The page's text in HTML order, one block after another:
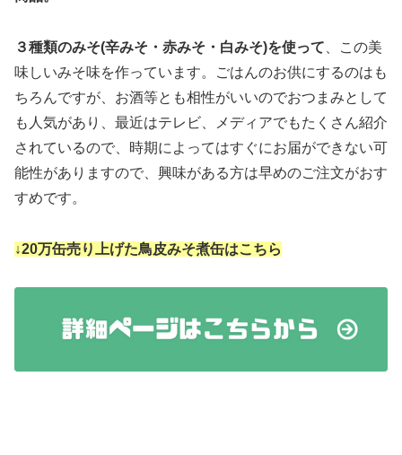
３種類のみそ(辛みそ・赤みそ・白みそ)を使って 、この美
味しいみそ味を作っています。ごはんのお供にするのはも
ちろんですが、お酒等とも相性がいいのでおつまみとして
も人気があり、最近はテレビ、メディアでもたくさん紹介
されているので、時期によってはすぐにお届ができない可
能性がありますので、興味がある方は早めのご注文がおす
すめです。
↓20万缶売り上げた鳥皮みそ煮缶はこちら